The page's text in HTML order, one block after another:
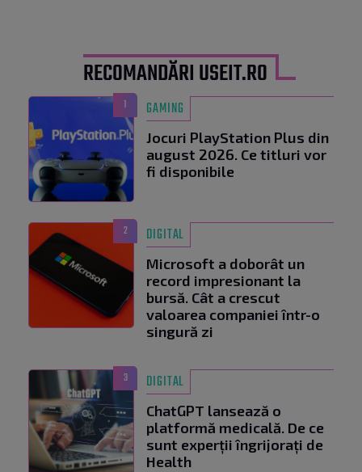
RECOMANDĂRI USEIT.RO
1 GAMING
Jocuri PlayStation Plus din
august 2026. Ce titluri vor
fi disponibile
2 DIGITAL
Microsoft a doborât un
record impresionant la
bursă. Cât a crescut
valoarea companiei într-o
singură zi
3 DIGITAL
ChatGPT lansează o
platformă medicală. De ce
sunt experții îngrijorați de
Health